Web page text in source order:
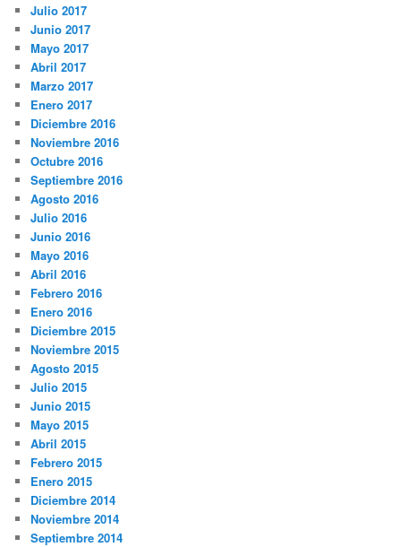
Julio 2017
Junio 2017
Mayo 2017
Abril 2017
Marzo 2017
Enero 2017
Diciembre 2016
Noviembre 2016
Octubre 2016
Septiembre 2016
Agosto 2016
Julio 2016
Junio 2016
Mayo 2016
Abril 2016
Febrero 2016
Enero 2016
Diciembre 2015
Noviembre 2015
Agosto 2015
Julio 2015
Junio 2015
Mayo 2015
Abril 2015
Febrero 2015
Enero 2015
Diciembre 2014
Noviembre 2014
Septiembre 2014